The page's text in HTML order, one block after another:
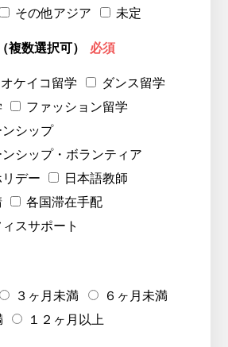
その他アジア 未定
複数選択可） 必須
オケイコ留学
ダンス留学
ファッション留学
シップ
シップ・ボランティア
デー
日本語教師
各国滞在手配
スサポート
３ヶ月未満
６ヶ月未満
１２ヶ月以上